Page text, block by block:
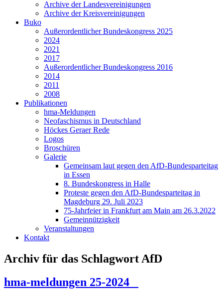
Archive der Landesvereinigungen
Archive der Kreisvereinigungen
Buko
Außerordentlicher Bundeskongress 2025
2024
2021
2017
Außerordentlicher Bundeskongress 2016
2014
2011
2008
Publikationen
hma-Meldungen
Neofaschismus in Deutschland
Höckes Geraer Rede
Logos
Broschüren
Galerie
Gemeinsam laut gegen den AfD-Bundesparteitag
in Essen
8. Bundeskongress in Halle
Proteste gegen den AfD-Bundesparteitag in
Magdeburg 29. Juli 2023
75-Jahrfeier in Frankfurt am Main am 26.3.2022
Gemeinnützigkeit
Veranstaltungen
Kontakt
Archiv für das Schlagwort AfD
hma-meldungen 25-2024